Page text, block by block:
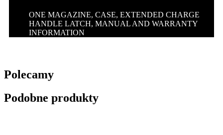
ONE MAGAZINE, CASE, EXTENDED CHARGE
HANDLE LATCH, MANUAL AND WARRANTY
INFORMATION
Polecamy
Podobne produkty